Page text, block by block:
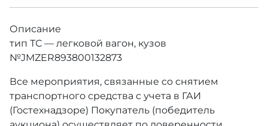
Описание
тип ТС — легковой вагон, кузов
№JMZER893800132873
Все мероприятия, связанные со снятием
транспортного средства с учета в ГАИ
(Гостехнадзоре) Покупатель (победитель